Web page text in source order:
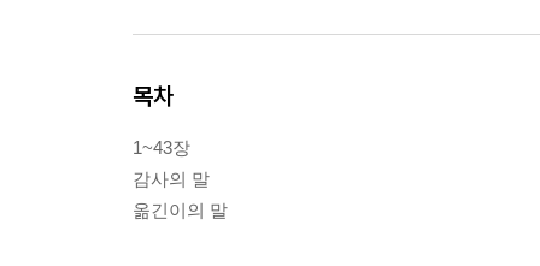
목차
1~43장
감사의 말
옮긴이의 말